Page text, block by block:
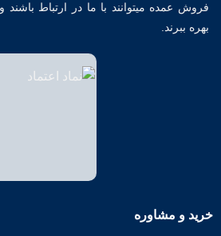
فروش عمده میتوانند با ما در ارتباط باشند
بهره ببرند.
خرید و مشاوره